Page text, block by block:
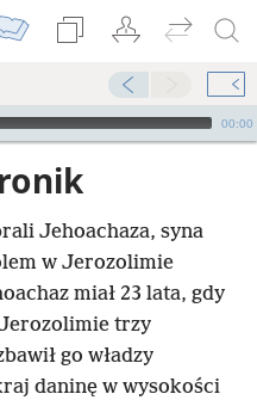
00:00
Jehoachaza, syna
w Jerozolimie
miał 23 lata, gdy
trzy
go władzy
daninę w wysokości